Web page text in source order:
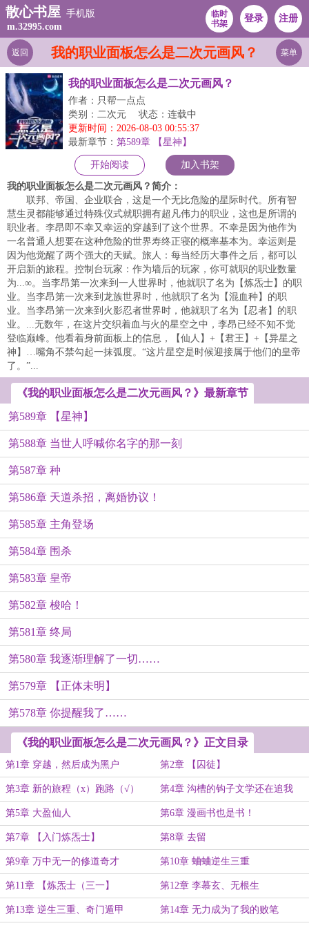
散心书屋 手机版
m.32995.com
临时
书架
登录 注册
我的职业面板怎么是二次元画风？
返回 菜单
我的职业面板怎么是二次元画风？
作者：只帮一点点
类别：二次元
状态：连载中
更新时间：2026-08-03 00:55:37
最新章节： 第589章 【星神】
开始阅读 加入书架
我的职业面板怎么是二次元画风？简介：
联邦、帝国、企业联合，这是一个无比危险的星际时代。所有智
慧生灵都能够通过特殊仪式就职拥有超凡伟力的职业，这也是所谓的
职业者。李昂即不幸又幸运的穿越到了这个世界。不幸是因为他作为
一名普通人想要在这种危险的世界寿终正寝的概率基本为。幸运则是
因为他觉醒了两个强大的天赋。旅人：每当经历大事件之后，都可以
开启新的旅程。控制台玩家：作为墙后的玩家，你可就职的职业数量
为...∞。当李昂第一次来到一人世界时，他就职了名为【炼炁士】的职
业。当李昂第一次来到龙族世界时，他就职了名为【混血种】的职
业。当李昂第一次来到火影忍者世界时，他就职了名为【忍者】的职
业。...无数年，在这片交织着血与火的星空之中，李昂已经不知不觉
登临巅峰。他看着身前面板上的信息，【仙人】+【君王】+【异星之
神】…嘴角不禁勾起一抹弧度。“这片星空是时候迎接属于他们的皇帝
了。”...
《我的职业面板怎么是二次元画风？》最新章节
第589章 【星神】
第588章 当世人呼喊你名字的那一刻
第587章 种
第586章 天道杀招，离婚协议！
第585章 主角登场
第584章 围杀
第583章 皇帝
第582章 梭哈！
第581章 终局
第580章 我逐渐理解了一切……
第579章 【正体未明】
第578章 你提醒我了……
《我的职业面板怎么是二次元画风？》正文目录
第1章 穿越，然后成为黑户 第2章 【囚徒】
第3章 新的旅程（x）跑路（√） 第4章 沟槽的钩子文学还在追我
第5章 大盈仙人 第6章 漫画书也是书！
第7章 【入门炼炁士】 第8章 去留
第9章 万中无一的修道奇才 第10章 蛐蛐逆生三重
第11章 【炼炁士（三一】 第12章 李慕玄、无根生
第13章 逆生三重、奇门遁甲 第14章 无力成为了我的败笔